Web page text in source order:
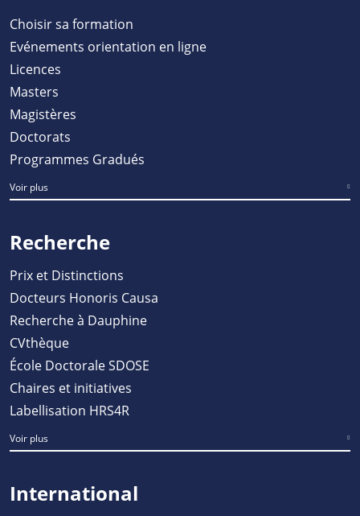
Choisir sa formation
Evénements orientation en ligne
Licences
Masters
Magistères
Doctorats
Programmes Gradués
Voir plus
Recherche
Prix et Distinctions
Docteurs Honoris Causa
Recherche à Dauphine
CVthèque
École Doctorale SDOSE
Chaires et initiatives
Labellisation HRS4R
Voir plus
International